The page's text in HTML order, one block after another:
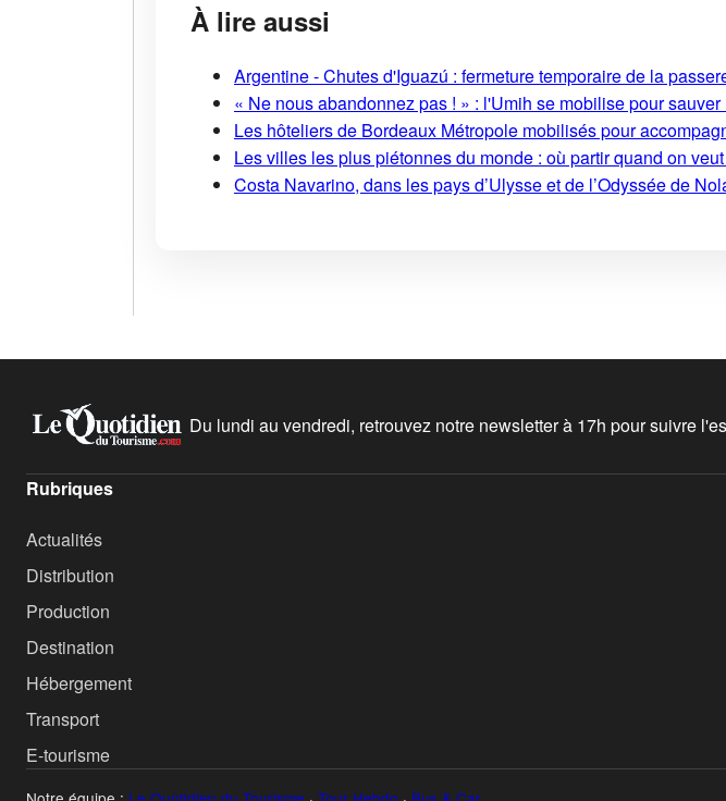
À lire aussi
Argentine - Chutes d'Iguazú : fermeture temporaire de la
« Ne nous abandonnez pas ! » : l'Umih se mobilise pour
Les hôteliers de Bordeaux Métropole mobilisés pour
Les villes les plus piétonnes du monde : où partir quand on
Costa Navarino, dans les pays d’Ulysse et de l’Odyssée de
Du lundi au vendredi, retrouvez notre newsletter à 17h pour suivre
Rubriques
Actualités
Distribution
Production
Destination
Hébergement
Transport
E-tourisme